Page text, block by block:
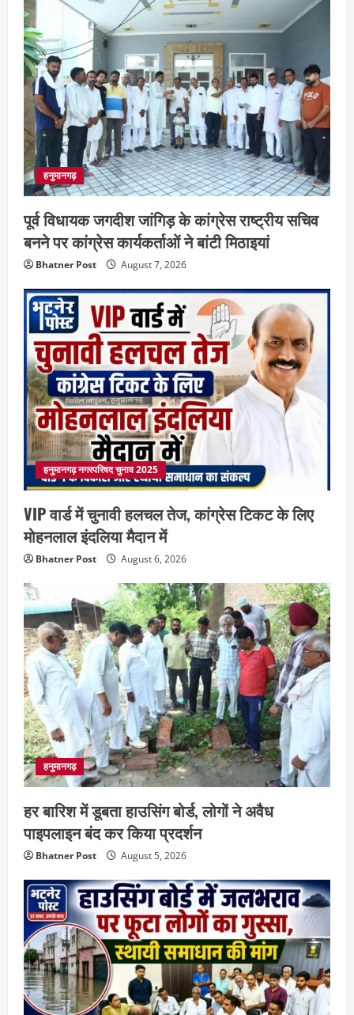
हनुमानगढ़
पूर्व विधायक जगदीश जांगिड़ के कांग्रेस राष्ट्रीय सचिव
बनने पर कांग्रेस कार्यकर्ताओं ने बांटी मिठाइयां
Bhatner Post August 7, 2026
हनुमानगढ़ नगरपरिषद चुनाव 2025
VIP वार्ड में चुनावी हलचल तेज, कांग्रेस टिकट के लिए
मोहनलाल इंदलिया मैदान में
Bhatner Post August 6, 2026
हनुमानगढ़
हर बारिश में डूबता हाउसिंग बोर्ड, लोगों ने अवैध
पाइपलाइन बंद कर किया प्रदर्शन
Bhatner Post August 5, 2026